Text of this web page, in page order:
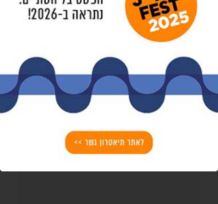
האנגר גשר
gesher@gesher-t.co.il
פתח ב-waze